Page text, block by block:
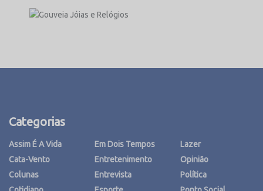
Categorias
Assim É A Vida
Cata-Vento
Colunas
Em Dois Tempos
Entretenimento
Entrevista
Lazer
Opinião
Política